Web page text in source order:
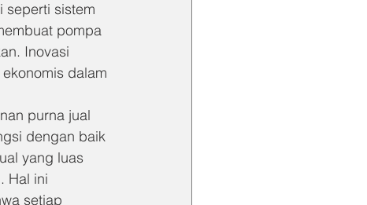
seperti sistem
pompa
Inovasi
dalam
purna jual
dengan baik
yang luas
Hal ini
setiap